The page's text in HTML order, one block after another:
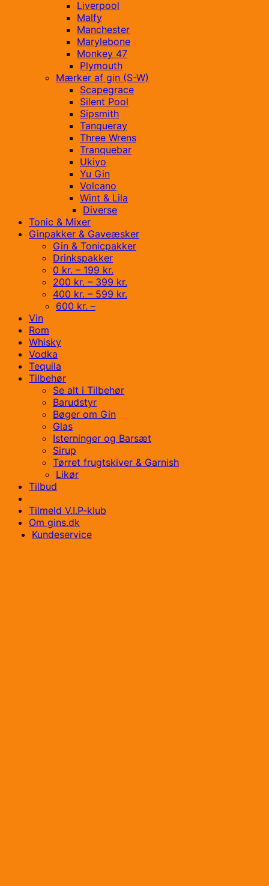
Liverpool
Malfy
Manchester
Marylebone
Monkey 47
Plymouth
Mærker af gin (S-W)
Scapegrace
Silent Pool
Sipsmith
Tanqueray
Three Wrens
Tranquebar
Ukiyo
Yu Gin
Volcano
Wint & Lila
Diverse
Tonic & Mixer
Ginpakker & Gaveæsker
Gin & Tonicpakker
Drinkspakker
0 kr. – 199 kr.
200 kr. – 399 kr.
400 kr. – 599 kr.
600 kr. –
Vin
Rom
Whisky
Vodka
Tequila
Tilbehør
Se alt i Tilbehør
Barudstyr
Bøger om Gin
Glas
Isterninger og Barsæt
Sirup
Tørret frugtskiver & Garnish
Likør
Tilbud
Tilmeld V.I.P-klub
Om gins.dk
Kundeservice